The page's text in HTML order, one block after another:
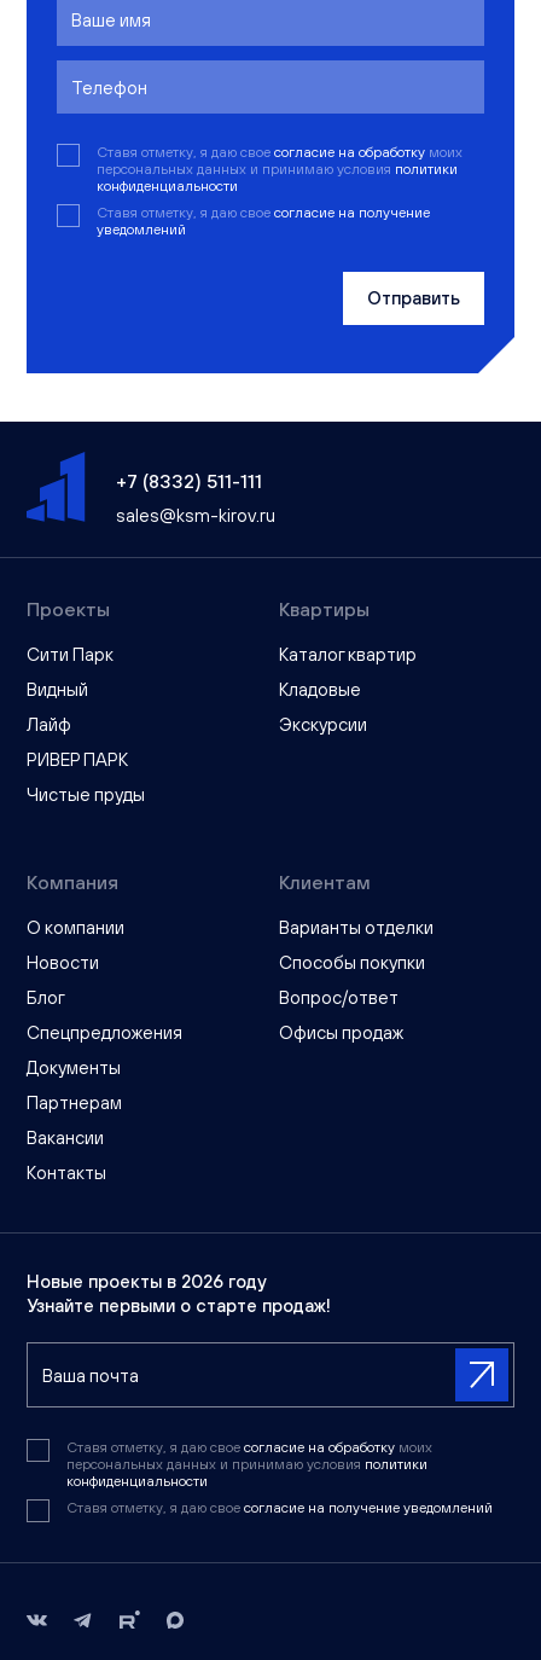
Ставя отметку, я даю свое согласие на обработку моих
персональных данных и принимаю условия политики
конфиденциальности
Ставя отметку, я даю свое согласие на получение
уведомлений
Отправить
+7 (8332) 511-111
sales@ksm-kirov.ru
Проекты
Сити Парк
Видный
Лайф
РИВЕР ПАРК
Чистые пруды
Квартиры
Каталог квартир
Кладовые
Экскурсии
Компания
О компании
Новости
Блог
Спецпредложения
Документы
Партнерам
Вакансии
Контакты
Клиентам
Варианты отделки
Способы покупки
Вопрос/ответ
Офисы продаж
Новые проекты в 2026 году
Узнайте первыми о старте продаж!
Ставя отметку, я даю свое согласие на обработку моих
персональных данных и принимаю условия политики
конфиденциальности
Ставя отметку, я даю свое согласие на получение уведомлений